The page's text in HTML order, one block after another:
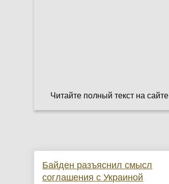
Читайте полный текст на сайте
Байден разъяснил смысл
соглашения с Украиной